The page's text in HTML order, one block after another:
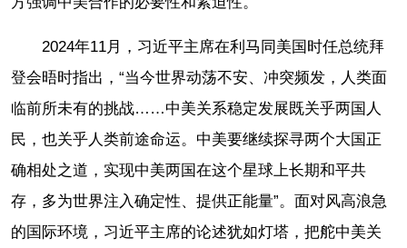
2024年11月，习近平主席在利马同美国时任总统拜
登会晤时指出，“当今世界动荡不安、冲突频发，人类面
临前所未有的挑战……中美关系稳定发展既关乎两国人
民，也关乎人类前途命运。中美要继续探寻两个大国正
确相处之道，实现中美两国在这个星球上长期和平共
存，多为世界注入确定性、提供正能量”。面对风高浪急
的国际环境，习近平主席的论述犹如灯塔，把舵中美关